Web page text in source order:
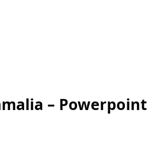
– Powerpoint